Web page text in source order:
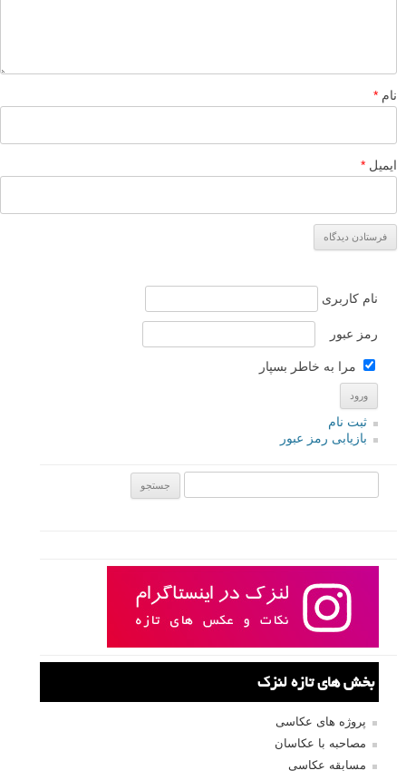
نام *
ایمیل *
نام کاربری
رمز عبور
مرا به خاطر بسپار
ثبت نام
بازیابی رمز عبور
بخش های تازه لنزک
پروژه های عکاسی
مصاحبه با عکاسان
مسابقه عکاسی